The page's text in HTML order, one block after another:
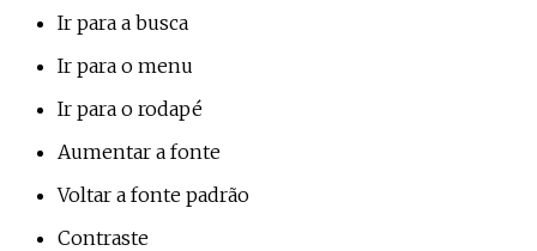
Ir para a busca
Ir para o menu
Ir para o rodapé
Aumentar a fonte
Voltar a fonte padrão
Contraste